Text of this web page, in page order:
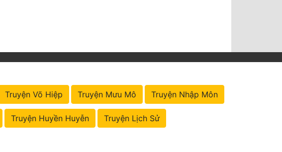
Truyện Võ Hiệp Truyện Mưu Mô Truyện Nhập Môn
Truyện Huyền Huyễn Truyện Lịch Sử